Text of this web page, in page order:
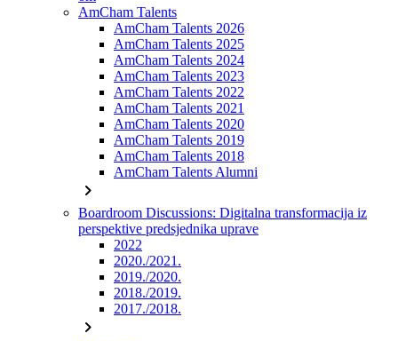
AmCham Talents
AmCham Talents 2026
AmCham Talents 2025
AmCham Talents 2024
AmCham Talents 2023
AmCham Talents 2022
AmCham Talents 2021
AmCham Talents 2020
AmCham Talents 2019
AmCham Talents 2018
AmCham Talents Alumni
chevron_right
Boardroom Discussions: Digitalna transformacija iz
perspektive predsjednika uprave
2022
2020./2021.
2019./2020.
2018./2019.
2017./2018.
chevron_right